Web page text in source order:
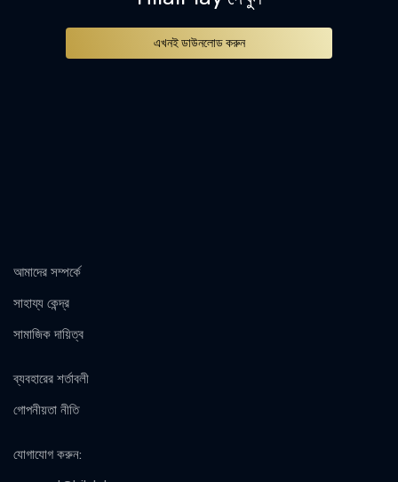
এখনই ডাউনলোড করুন
আমাদের সম্পর্কে
সাহায্য কেন্দ্র
সামাজিক দায়িত্ব
ব্যবহারের শর্তাবলী
গোপনীয়তা নীতি
যোগাযোগ করুন: